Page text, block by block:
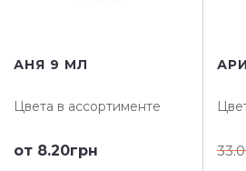
АНЯ 9 МЛ
Цвета в ассортименте
от 8.20грн